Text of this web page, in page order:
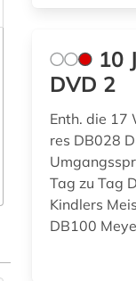
10
DVD 2
Enth. die 17
res DB028
Tag zu Tag
Kindlers
DB100